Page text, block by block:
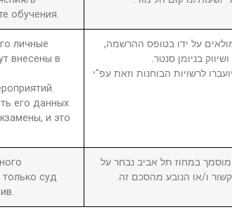
обучения.
личные
внесены в
его данных
и это
על ידו בטופס ההרשמה,
בניומן סנטר.
לרשויות הבוחנות וזאת עפ"י
суд
במחוז תל אביב נבחר על
ו/או הנובע מהסכם זה.